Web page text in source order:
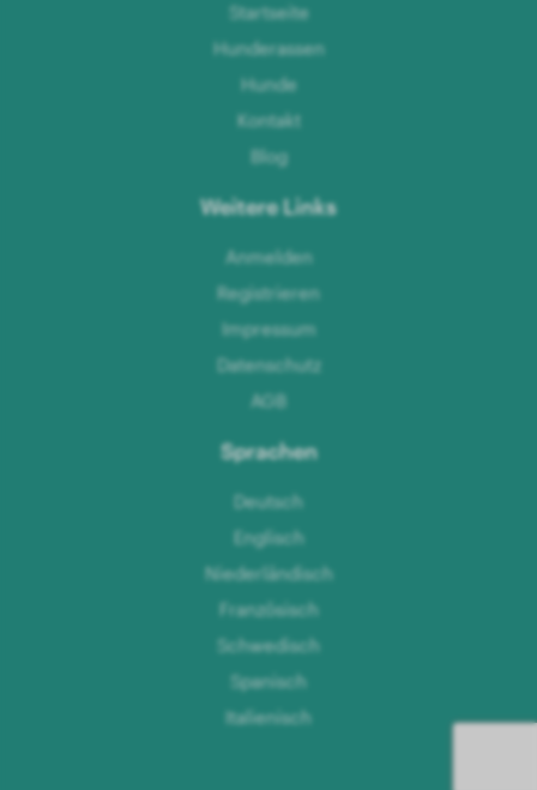
Startseite
Hunderassen
Hunde
Kontakt
Blog
Weitere Links
Anmelden
Registrieren
Impressum
Datenschutz
AGB
Sprachen
Deutsch
Englisch
Niederländisch
Französisch
Schwedisch
Spanisch
Italienisch